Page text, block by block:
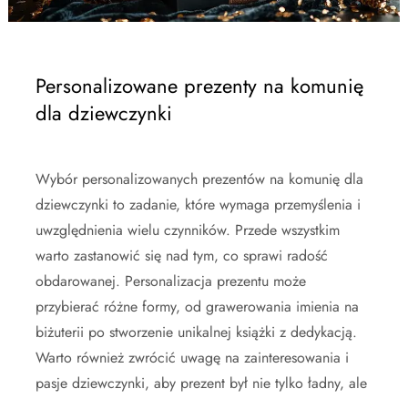
Personalizowane prezenty na komunię
dla dziewczynki
Wybór personalizowanych prezentów na komunię dla
dziewczynki to zadanie, które wymaga przemyślenia i
uwzględnienia wielu czynników. Przede wszystkim
warto zastanowić się nad tym, co sprawi radość
obdarowanej. Personalizacja prezentu może
przybierać różne formy, od grawerowania imienia na
biżuterii po stworzenie unikalnej książki z dedykacją.
Warto również zwrócić uwagę na zainteresowania i
pasje dziewczynki, aby prezent był nie tylko ładny, ale